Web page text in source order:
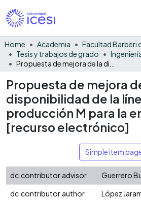
Home Academia
Tesis y trabajos de grado
Propuesta de mejora
disponibilidad de la
producción M para la
[recurso electrónico]
Simple item
dc.contributor.advisor
Guerrero
dc.contributor.author
López